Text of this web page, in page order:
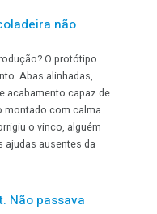
o PCP reservou a
o setup. A máquina
Ninguém podia usar o
lindo. A coladeira
aguenta virar produção? O
cola no lugar e
Mas havia sido montado